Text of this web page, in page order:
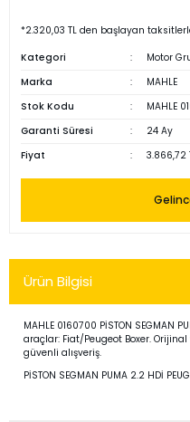
*2.320,03 TL den başlayan
Kategori
Motor
Marka
MAHLE
Stok Kodu
MAHLE
Garanti Süresi
24 Ay
Fiyat
3.866,72
Ürün Bilgisi
MAHLE 0160700 PİSTON SEGMAN
araçlar: Fiat/Peugeot Boxer.
güvenli alışveriş.
PİSTON SEGMAN PUMA 2.2 HDİ